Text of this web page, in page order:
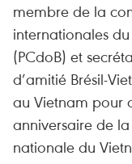
membre de la
internationales
(PCdoB) et
d’amitié Brésil-
au Vietnam pour
anniversaire de
nationale du